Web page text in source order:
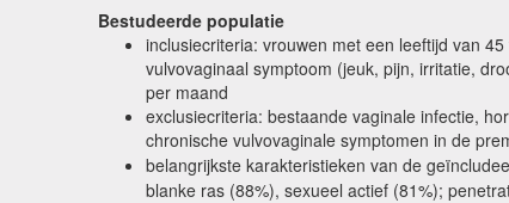
Bestudeerde populatie
inclusiecriteria: vrouwen met een leeftijd van
vulvovaginaal symptoom (jeuk, pijn, irritatie,
per maand
exclusiecriteria: bestaande vaginale infectie,
chronische vulvovaginale symptomen in de
belangrijkste karakteristieken van de
blanke ras (88%), sexueel actief (81%);